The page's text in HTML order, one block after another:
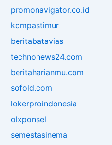
promonavigator.co.id
kompastimur
beritabatavias
technonews24.com
beritaharianmu.com
sofold.com
lokerproindonesia
olxponsel
semestasinema